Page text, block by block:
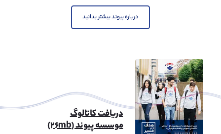
درباره پیوند بیشتر بدانید
دریافت کاتالوگ
موسسه پیوند (۲۶mb)